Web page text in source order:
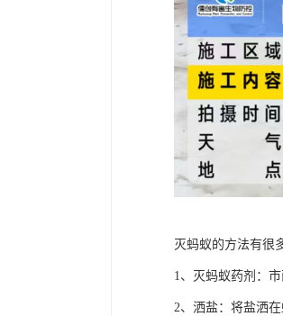
灭蚂蚁的方法有很
1、灭蚂蚁药剂：
2、洒盐：将盐洒